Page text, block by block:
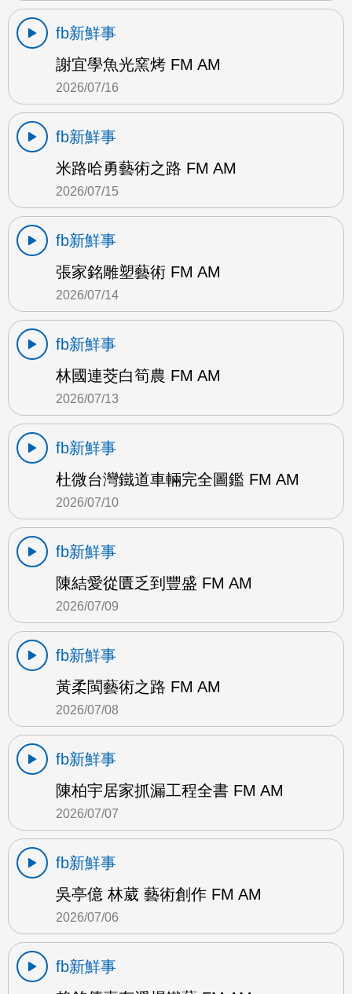
fb新鮮事
謝宜學魚光窯烤 FM AM
2026/07/16
fb新鮮事
米路哈勇藝術之路 FM AM
2026/07/15
fb新鮮事
張家銘雕塑藝術 FM AM
2026/07/14
fb新鮮事
林國連茭白筍農 FM AM
2026/07/13
fb新鮮事
杜微台灣鐵道車輛完全圖鑑 FM AM
2026/07/10
fb新鮮事
陳結愛從匱乏到豐盛 FM AM
2026/07/09
fb新鮮事
黃柔閩藝術之路 FM AM
2026/07/08
fb新鮮事
陳柏宇居家抓漏工程全書 FM AM
2026/07/07
fb新鮮事
吳亭億 林葳 藝術創作 FM AM
2026/07/06
fb新鮮事